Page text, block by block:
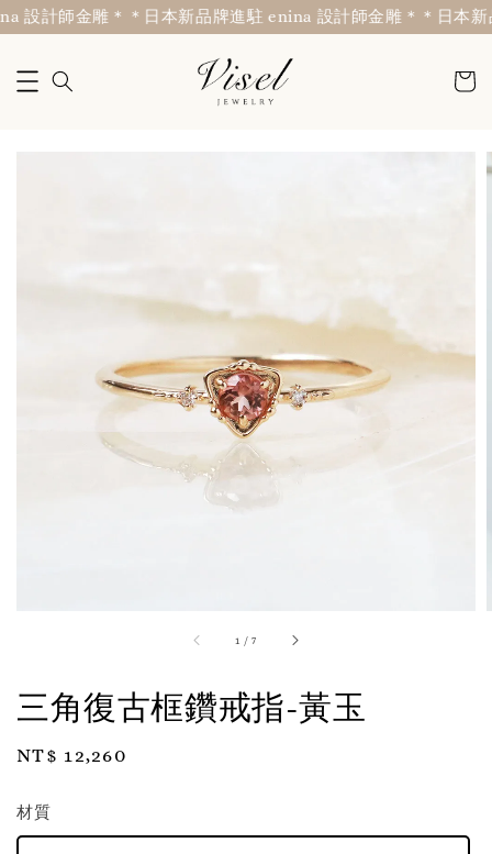
設計師金雕＊ ＊日本新品牌進駐 enina 設計師金雕＊ ＊日本新
1 /7
三角復古框鑽戒指-黃玉
Regular
NT$ 12,260
材質